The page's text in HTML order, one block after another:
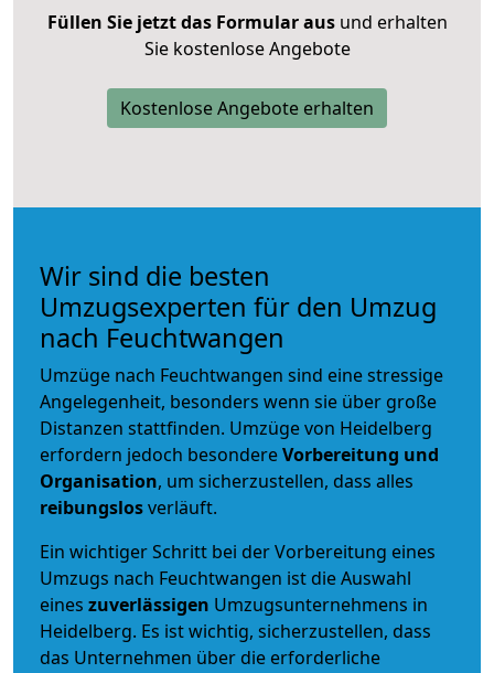
Füllen Sie jetzt das Formular ausund erhalten
Sie kostenlose Angebote
Kostenlose Angebote erhalten
Wir sind die besten
Umzugsexperten für den Umzug
nach Feuchtwangen
Umzüge nach Feuchtwangen sind eine stressige
Angelegenheit, besonders wenn sie über große
Distanzen stattfinden. Umzüge von Heidelberg
erfordern jedoch besondereVorbereitung und
Organisation, um sicherzustellen, dass alles
reibungslosverläuft.
Ein wichtiger Schritt bei der Vorbereitung eines
Umzugs nach Feuchtwangen ist die Auswahl
eines zuverlässigen Umzugsunternehmens in
Heidelberg. Es ist wichtig, sicherzustellen, dass
das Unternehmen über die erforderliche